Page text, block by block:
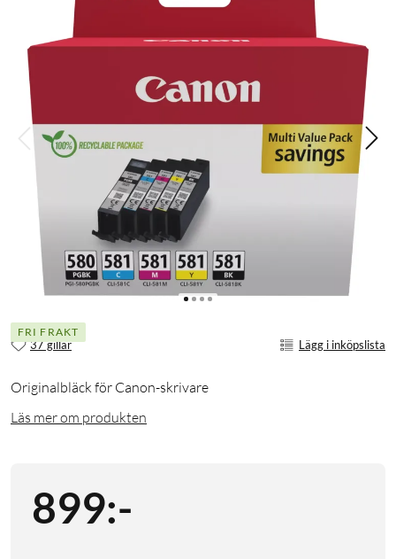
FRI FRAKT
37 gillar Lägg i inköpslista
Originalbläck för Canon-skrivare
Läs mer om produkten
899:-